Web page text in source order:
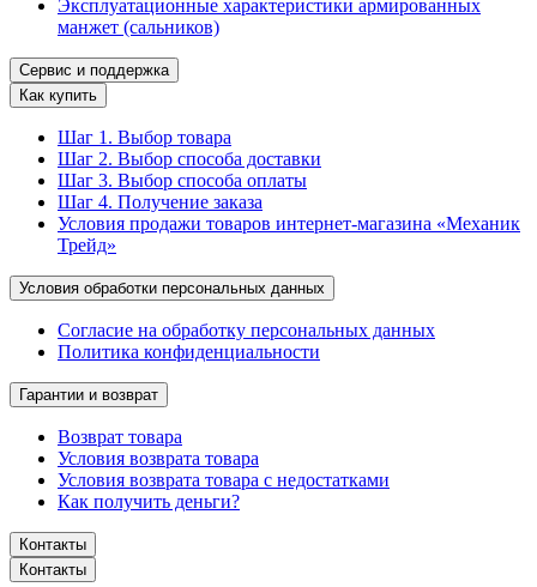
Эксплуатационные характеристики армированных
манжет (сальников)
Сервис и поддержка
Как купить
Шаг 1. Выбор товара
Шаг 2. Выбор способа доставки
Шаг 3. Выбор способа оплаты
Шаг 4. Получение заказа
Условия продажи товаров интернет-магазина «Механик
Трейд»
Условия обработки персональных данных
Согласие на обработку персональных данных
Политика конфиденциальности
Гарантии и возврат
Возврат товара
Условия возврата товара
Условия возврата товара с недостатками
Как получить деньги?
Контакты
Контакты